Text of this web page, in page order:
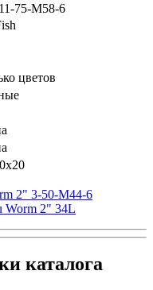
75-M58-6
цветов
2" 3-50-M44-6
2" 34L
каталога